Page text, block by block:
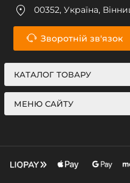
00352, Україна,
Зворотній зв'язок
КАТАЛОГ ТОВАРУ
МЕНЮ САЙТУ